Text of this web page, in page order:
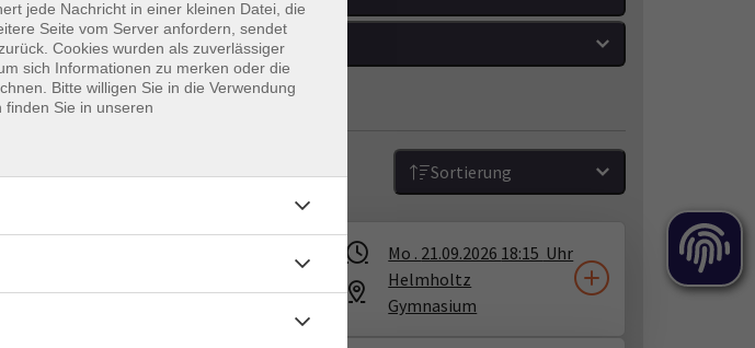
Zeitraum
nur beginnende
Sortierung
Mo . 21.09.2026 18:15 Uhr
Helmholtz
Gymnasium
jede Nachricht in einer kleinen Datei, die
Seite vom Server anfordern, sendet
Cookies wurden als zuverlässiger
sich Informationen zu merken oder die
Bitte willigen Sie in die Verwendung
Sie in unseren